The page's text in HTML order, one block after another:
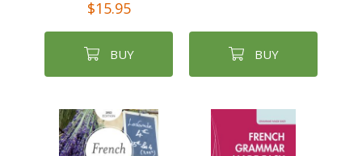
$15.95
BUY BUY